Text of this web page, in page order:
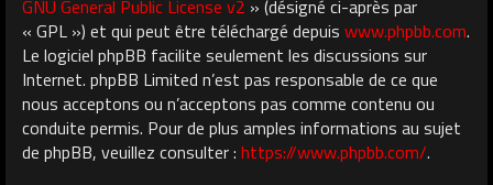
GNU General Public License v2 » (désigné ci-après par
« GPL ») et qui peut être téléchargé depuis www.phpbb.com.
Le logiciel phpBB facilite seulement les discussions sur
Internet. phpBB Limited n’est pas responsable de ce que
nous acceptons ou n’acceptons pas comme contenu ou
conduite permis. Pour de plus amples informations au sujet
de phpBB, veuillez consulter : https://www.phpbb.com/.